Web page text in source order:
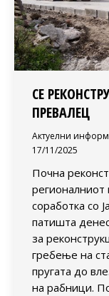
СЕ
ПРЕВАЛЕЦ
Актуелни
17/11/2025
Почна
регионалниот
соработка со
патишта
за
гребење на
пругата до
на рабници.